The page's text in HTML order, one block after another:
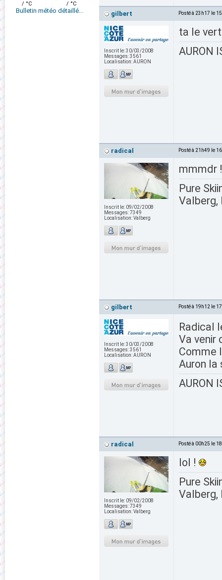
/ °C / °C
Bulletin météo détaillé... gilbert Posté à 23h17 le
Inscrit le:30/03/2008
Messages:3561
Localisation:AURON
ta le
AURON
radical Posté à 21h49 le
Inscrit le: 09/02/2008
Messages:7349
Localisation:Valberg
mmmdr
Pure
Valberg,
gilbert Posté à 19h12 le
Inscrit le:30/03/2008
Messages:3561
Localisation:AURON
Radical
Va venir
Comme
Auron la
AURON
radical Posté à 00h25 le
Inscrit le: 09/02/2008
Messages:7349
Localisation:Valberg
lol !
Pure
Valberg,